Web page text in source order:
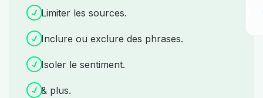
Limiter les sources.
Inclure ou exclure des phrases.
Isoler le sentiment.
& plus.